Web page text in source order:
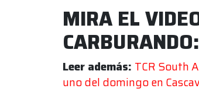
MIRA EL
CARBURANDO:
Leer además: TCR South
uno del domingo en